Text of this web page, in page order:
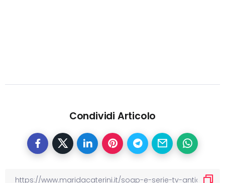
Condividi Articolo